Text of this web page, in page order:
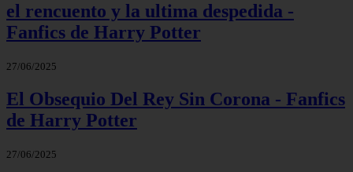
el rencuento y la ultima despedida -
Fanfics de Harry Potter
27/06/2025
El Obsequio Del Rey Sin Corona - Fanfics
de Harry Potter
27/06/2025